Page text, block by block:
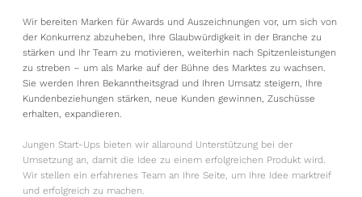
Wir bereiten Marken für Awards und Auszeichnungen vor, um sich von
der Konkurrenz abzuheben, Ihre Glaubwürdigkeit in der Branche zu
stärken und Ihr Team zu motivieren, weiterhin nach Spitzenleistungen
zu streben – um als Marke auf der Bühne des Marktes zu wachsen.
Sie werden Ihren Bekanntheitsgrad und Ihren Umsatz steigern, Ihre
Kundenbeziehungen stärken, neue Kunden gewinnen, Zuschüsse
erhalten, expandieren.
Jungen Start-Ups bieten wir allaround Unterstützung bei der
Umsetzung an, damit die Idee zu einem erfolgreichen Produkt wird.
Wir stellen ein erfahrenes Team an Ihre Seite, um Ihre Idee marktreif
und erfolgreich zu machen.